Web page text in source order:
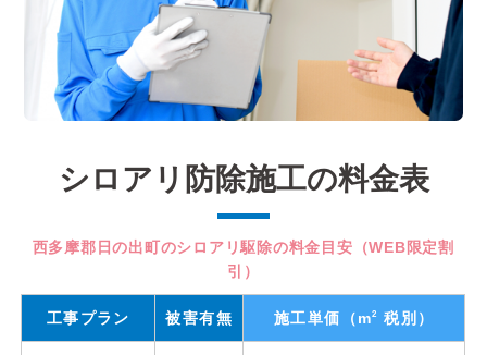
シロアリ防除施工の料金表
西多摩郡日の出町のシロアリ駆除の料金目安（WEB限定割
引）
工事プラン 被害有無 施工単価 （m2 税別）